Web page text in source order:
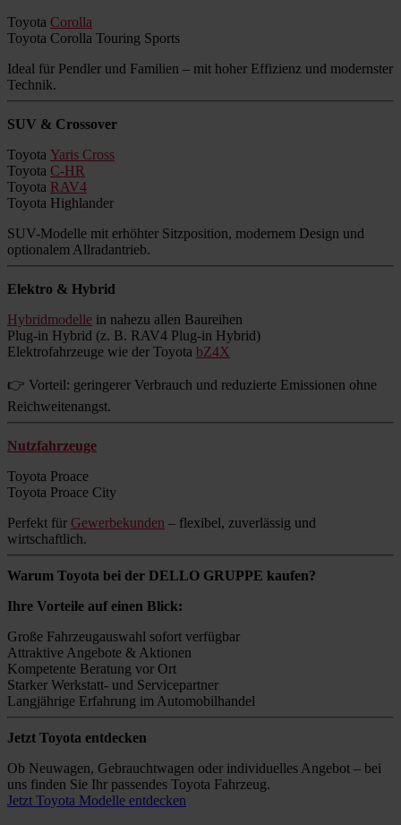
Toyota Corolla
Toyota Corolla Touring Sports
Ideal für Pendler und Familien – mit hoher Effizienz und modernster
Technik.
SUV & Crossover
Toyota Yaris Cross
Toyota C-HR
Toyota RAV4
Toyota Highlander
SUV-Modelle mit erhöhter Sitzposition, modernem Design und
optionalem Allradantrieb.
Elektro & Hybrid
Hybridmodelle in nahezu allen Baureihen
Plug-in Hybrid (z. B. RAV4 Plug-in Hybrid)
Elektrofahrzeuge wie der Toyota bZ4X
👉 Vorteil: geringerer Verbrauch und reduzierte Emissionen ohne
Reichweitenangst.
Nutzfahrzeuge
Toyota Proace
Toyota Proace City
Perfekt für Gewerbekunden – flexibel, zuverlässig und
wirtschaftlich.
Warum Toyota bei der DELLO GRUPPE kaufen?
Ihre Vorteile auf einen Blick:
Große Fahrzeugauswahl sofort verfügbar
Attraktive Angebote & Aktionen
Kompetente Beratung vor Ort
Starker Werkstatt- und Servicepartner
Langjährige Erfahrung im Automobilhandel
Jetzt Toyota entdecken
Ob Neuwagen, Gebrauchtwagen oder individuelles Angebot – bei
uns finden Sie Ihr passendes Toyota Fahrzeug.
Jetzt Toyota Modelle entdecken